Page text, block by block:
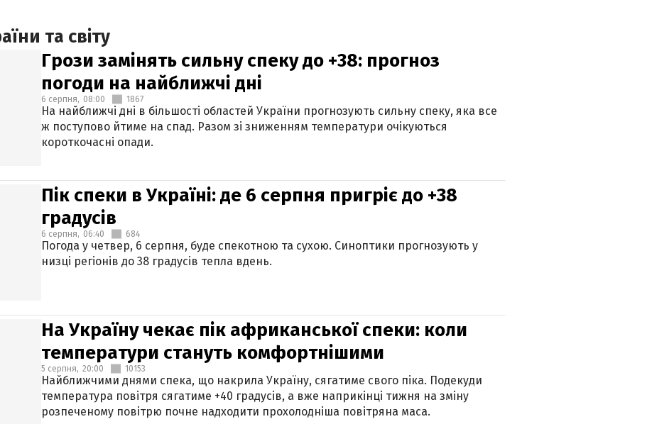
та світу
Грози замінять сильну спеку до +38: прогноз
погоди на найближчі дні
6 серпня, 08:00 1867
На найближчі дні в більшості областей України прогнозують сильну спеку, яка все
ж поступово йтиме на спад. Разом зі зниженням температури очікуються
короткочасні опади.
Пік спеки в Україні: де 6 серпня пригріє до +38
градусів
6 серпня, 06:40 684
Погода у четвер, 6 серпня, буде спекотною та сухою. Синоптики прогнозують у
низці регіонів до 38 градусів тепла вдень.
На Україну чекає пік африканської спеки: коли
температури стануть комфортнішими
5 серпня, 20:00 10153
Найближчими днями спека, що накрила Україну, сягатиме свого піка. Подекуди
температура повітря сягатиме +40 градусів, а вже наприкінці тижня на зміну
розпеченому повітрю почне надходити прохолодніша повітряна маса.